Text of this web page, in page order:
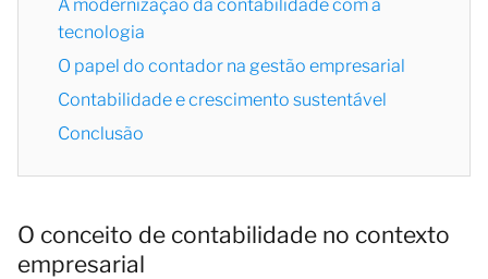
A modernização da contabilidade com a
tecnologia
O papel do contador na gestão empresarial
Contabilidade e crescimento sustentável
Conclusão
O conceito de contabilidade no contexto
empresarial